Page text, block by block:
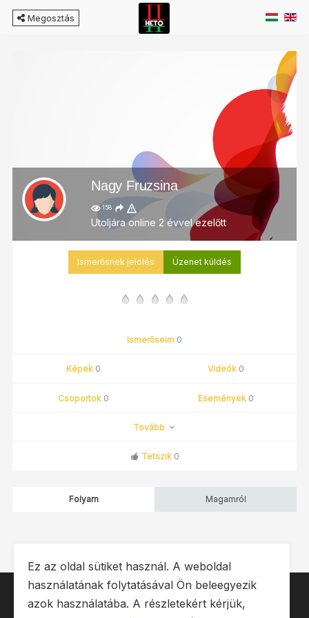
Megosztás
Nagy Fruzsina
158
Utoljára online 2 évvel ezelőtt
Ismerősnek jelölés Üzenet küldés
Ismerőseim 0
Képek 0 Videók 0
Csoportok 0 Események 0
Tovább
Tetszik 0
Folyam Magamról
IMPRESSZUM ÁSZF OLDALTÉRKÉP
Ez az oldal sütiket használ. A weboldal
használatának folytatásával Ön beleegyezik
azok használatába. A részletekért kérjük,